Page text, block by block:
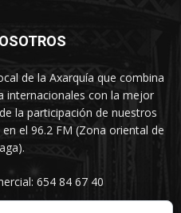
de la Axarquía que combina
internacionales con la mejor
la participación de nuestros
el 96.2 FM (Zona oriental de
654 84 67 40